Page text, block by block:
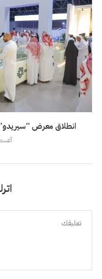
انطلاق معرض
أغسطس